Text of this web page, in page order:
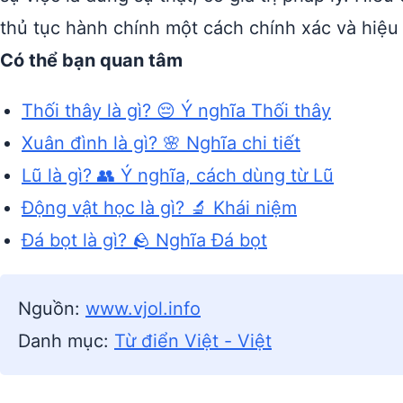
thủ tục hành chính một cách chính xác và hiệu
Có thể bạn quan tâm
Thối thây là gì? 😔 Ý nghĩa Thối thây
Xuân đình là gì? 🌸 Nghĩa chi tiết
Lũ là gì? 👥 Ý nghĩa, cách dùng từ Lũ
Động vật học là gì? 🔬 Khái niệm
Đá bọt là gì? 🪨 Nghĩa Đá bọt
Nguồn: www.vjol.info
Danh mục: Từ điển Việt - Việt